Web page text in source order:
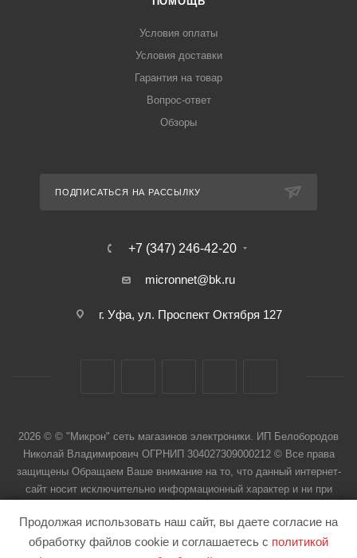
Условия оплаты
Условия доставки
Гарантия на товар
Вопрос-ответ
Обзоры
ПОДПИСАТЬСЯ НА РАССЫЛКУ
+7 (347) 246-42-20
micronnet@bk.ru
г. Уфа, ул. Проспект Октября 127
2026 © © "Микрон" сеть магазинов электроники. ИП Белобородов
Николай Владимирович ОГРНИП 304027309000212 © Все права
защищены Обращаем Ваше внимание на то, что данный интернет-
сайт носит исключительно информационный характер и ни при
Продолжая использовать наш сайт, вы даете согласие на
обработку файлов cookie и соглашаетесь с политикой